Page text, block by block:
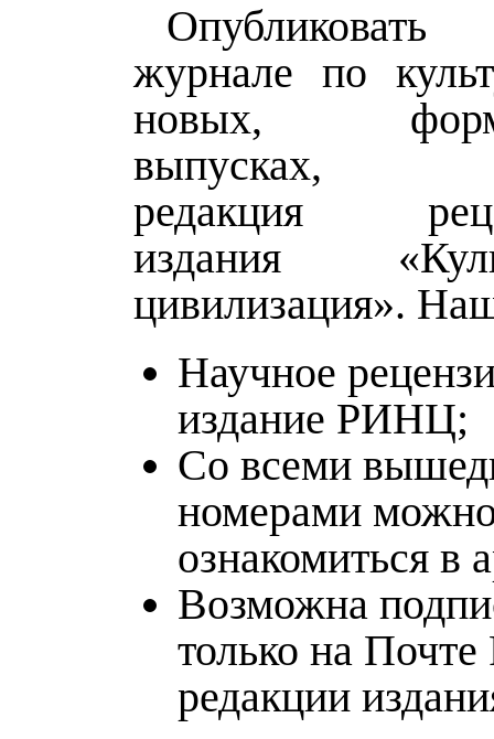
журнале по
новых,
выпусках,
редакция
издания
цивилизация».
Научное
издание РИНЦ;
Со всеми
номерами
ознакомиться в
Возможна
только на
редакции